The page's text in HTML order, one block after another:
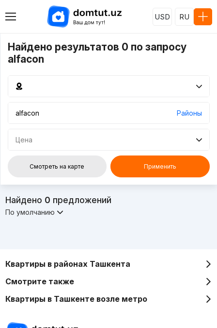
USD RU
Найдено результатов 0 по запросу
alfacon
Районы
Цена
Смотреть на карте Применить
Найдено 0 предложений
По умолчанию
Квартиры в районах Ташкента
Смотрите также
Квартиры в Ташкенте возле метро